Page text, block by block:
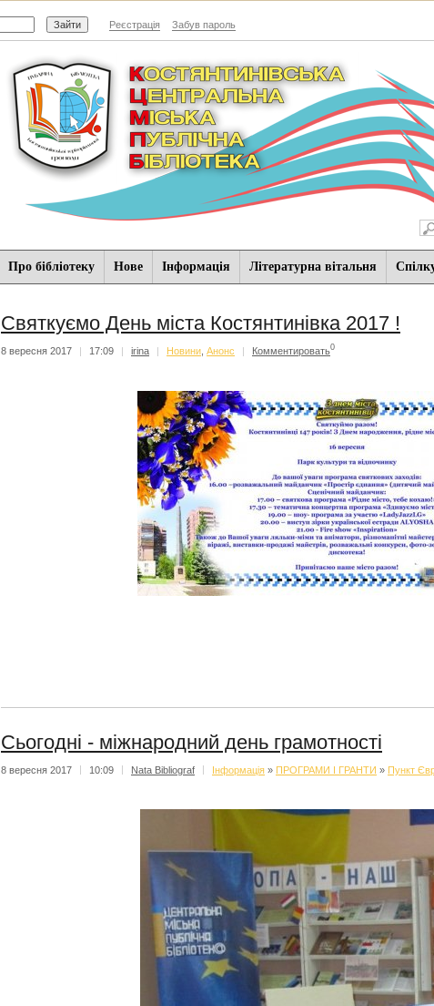
Реєстрація Забув пароль
Про бібліотеку Нове Iнформацiя Літературна вітальня
Cвяткуємо День міста Костянтинівка 2017 !
8 вересня 2017 | 17:09 | irina | Новини Анонс | Комментировать0
Сьогодні - міжнародний день грамотності
8 вересня 2017 10:09 Nata Bibliograf Iнформацiя » ПРОГРАМИ І ГРАНТИ » Пункт